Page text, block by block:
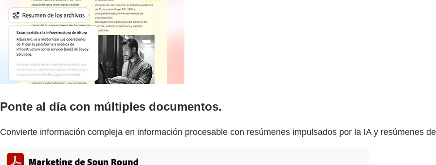
Ponte al día con múltiples documentos.
Convierte información compleja en información procesable con resúmenes impulsados por la IA y resúmenes